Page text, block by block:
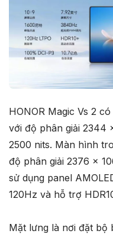
HONOR Magic Vs 2
với độ phân giải 2344
2500 nits. Màn hình
độ phân giải 2376 x
sử dụng panel
120Hz và hỗ trợ
Mặt lưng là nơi đặt bộ